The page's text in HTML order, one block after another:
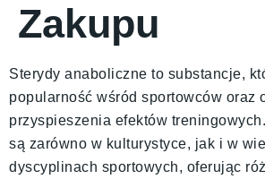
Zakupu
Sterydy anaboliczne to substancje,
popularność wśród sportowców oraz
przyspieszenia efektów
są zarówno w kulturystyce, jak i w
dyscyplinach sportowych, oferując